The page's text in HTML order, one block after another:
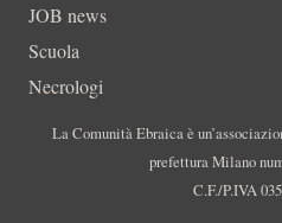
JOB news
Scuola
Necrologi
La Comunità Ebraica è
prefettura Milano
C.F./P.IVA